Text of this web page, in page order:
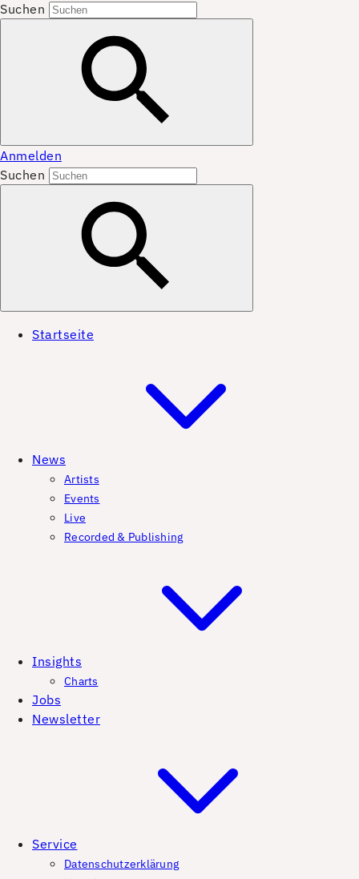
Suchen
Anmelden
Suchen
Startseite
News
Artists
Events
Live
Recorded & Publishing
Insights
Charts
Jobs
Newsletter
Service
Datenschutzerklärung